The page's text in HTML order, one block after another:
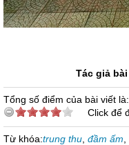
Tác giả
Tổng số điểm của bài viết
Click để
Từ khóa:trung thu đầm ấm